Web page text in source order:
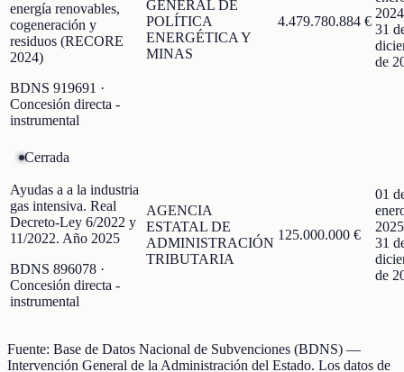
energía renovables,
cogeneración y
residuos (RECORE
2024)
BDNS 919691 ·
Concesión directa -
instrumental
GENERAL DE
POLÍTICA
ENERGÉTICA Y
MINAS
4.479.780.884 €
2024
31
de
Cerrada
Ayudas a a la industria
gas intensiva. Real
Decreto-Ley 6/2022 y
11/2022. Año 2025
BDNS 896078 ·
Concesión directa -
instrumental
AGENCIA
ESTATAL DE
ADMINISTRACIÓN
TRIBUTARIA
125.000.000 €
01
2025
31
de
Fuente: Base de Datos Nacional de Subvenciones (BDNS) —
Intervención General de la Administración del Estado. Los datos de